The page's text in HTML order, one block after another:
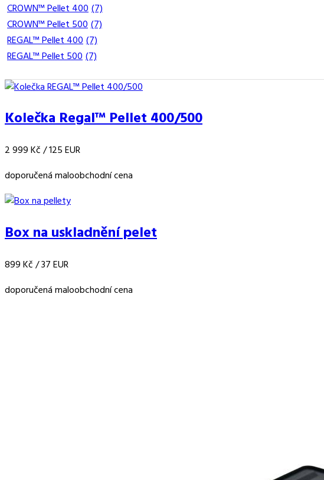
CROWN™ Pellet 400(7)
CROWN™ Pellet 500(7)
REGAL™ Pellet 400(7)
REGAL™ Pellet 500(7)
Kolečka Regal™ Pellet 400/500
2 999 Kč/ 125 EUR
doporučená maloobchodní cena
Box na uskladnění pelet
899 Kč/ 37 EUR
doporučená maloobchodní cena